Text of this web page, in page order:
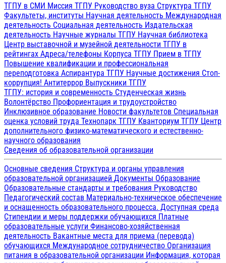
ТГПУ в СМИ Миссия ТГПУ Руководство вуза Структура ТГПУ
Факультеты, институты Научная деятельность Международная
деятельность Социальная деятельность Издательская
деятельность Научные журналы ТГПУ Научная библиотека
Центр выставочной и музейной деятельности ТГПУ в
рейтингах Адреса/телефоны Корпуса ТГПУ Прием в ТГПУ
Повышение квалификации и профессиональная
переподготовка Аспирантура ТГПУ Научные достижения Стоп-
коррупция! Антитеррор Выпускники ТГПУ
ТГПУ: история и современность Студенческая жизнь
Волонтёрство Профориентация и трудоустройство
Инклюзивное образование Новости факультетов Специальная
оценка условий труда Технопарк ТГПУ Кванториум ТГПУ Центр
дополнительного физико-математического и естественно-
научного образования
Сведения об образовательной организации
Основные сведения Структура и органы управления
образовательной организацией Документы Образование
Образовательные стандарты и требования Руководство
Педагогический состав Материально-техническое обеспечение
и оснащенность образовательного процесса. Доступная среда
Стипендии и меры поддержки обучающихся Платные
образовательные услуги Финансово-хозяйственная
деятельность Вакантные места для приема (перевода)
обучающихся Международное сотрудничество Организация
питания в образовательной организации Информация, которая